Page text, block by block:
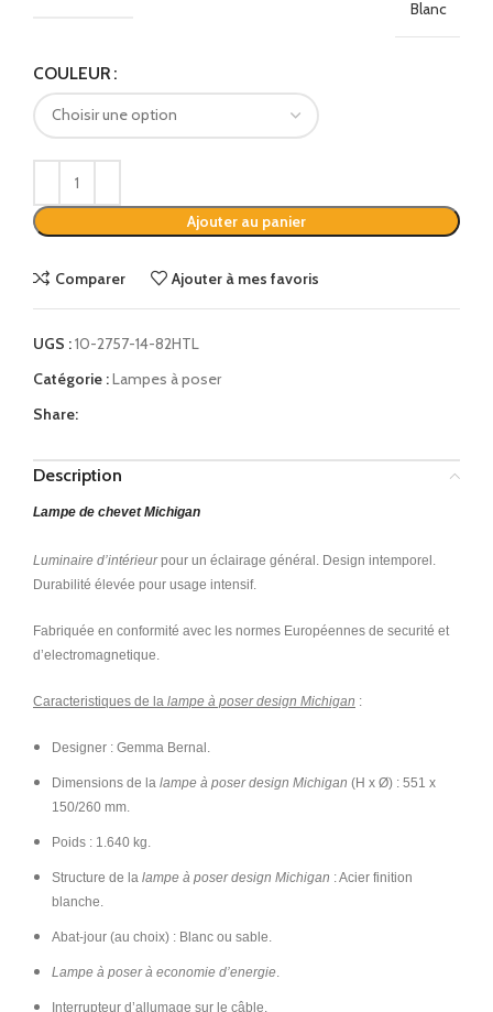
Blanc
COULEUR
Ajouter au panier
Alternative:
Comparer Ajouter à mes favoris
UGS :10-2757-14-82HTL
Catégorie :Lampes à poser
Share:
Description
Lampe de chevet Michigan
Luminaire d’intérieurpour un éclairage général. Design intemporel.
Durabilité élevée pour usage intensif.
Fabriquée en conformité avec les normes Européennes de securité et
d’electromagnetique.
Caracteristiques de la lampe à poser design Michigan :
Designer : Gemma Bernal.
Dimensions de la lampe à poser design Michigan (H x Ø) : 551 x
150/260 mm.
Poids : 1.640 kg.
Structure de la lampe à poser design Michigan : Acier finition
blanche.
Abat-jour (au choix) : Blanc ou sable.
Lampe à poser à economie d’energie.
Interrupteur d’allumage sur le câble.